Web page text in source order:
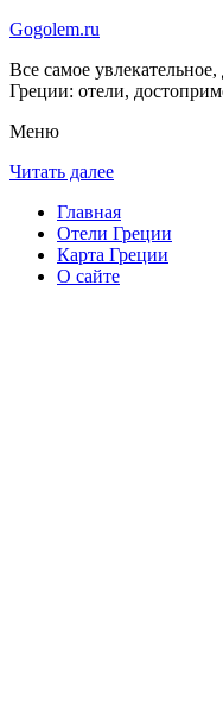
Gogolem.ru
Все самое
Греции: отели,
Меню
Читать далее
Главная
Отели Греции
Карта Греции
О сайте